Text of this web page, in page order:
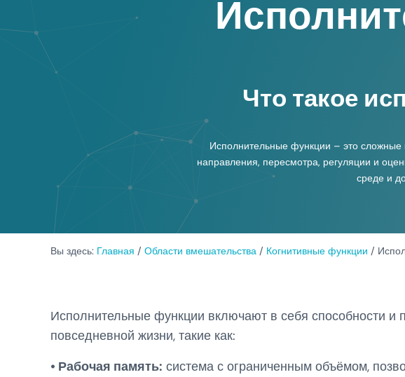
Что такое
Исполнительные функции – это сложные
направления, пересмотра, регуляции и
среде и
Вы здесь: Главная / Области вмешательства / Когнитивные функции /
Исполнительные функции включают в себя способности
повседневной жизни, такие как:
• Рабочая память: система с ограниченным объёмом,